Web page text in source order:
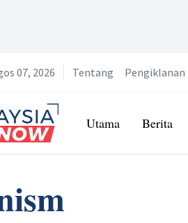
07, 2026 Tentang Pengiklanan
Utama Berita